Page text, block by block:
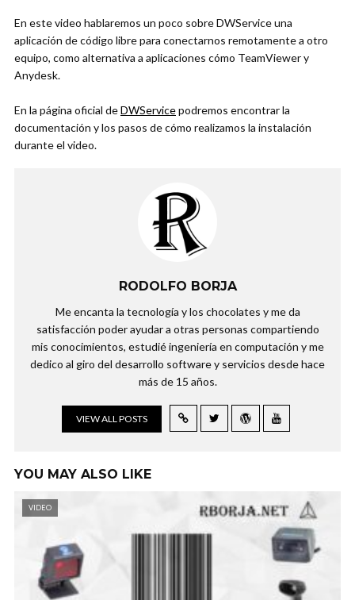
En este video hablaremos un poco sobre DWService una
aplicación de código libre para conectarnos remotamente a otro
equipo, como alternativa a aplicaciones cómo TeamViewer y
Anydesk.
En la página oficial deDWServicepodremos encontrar la
documentación y los pasos de cómo realizamos la instalación
durante el video.
RODOLFO BORJA
Me encanta la tecnología y los chocolates y me da
satisfacción poder ayudar a otras personas compartiendo
mis conocimientos, estudié ingeniería en computación y me
dedico al giro del desarrollo software y servicios desde hace
más de 15 años.
VIEW ALL POSTS
YOU MAY ALSO LIKE
VIDEO